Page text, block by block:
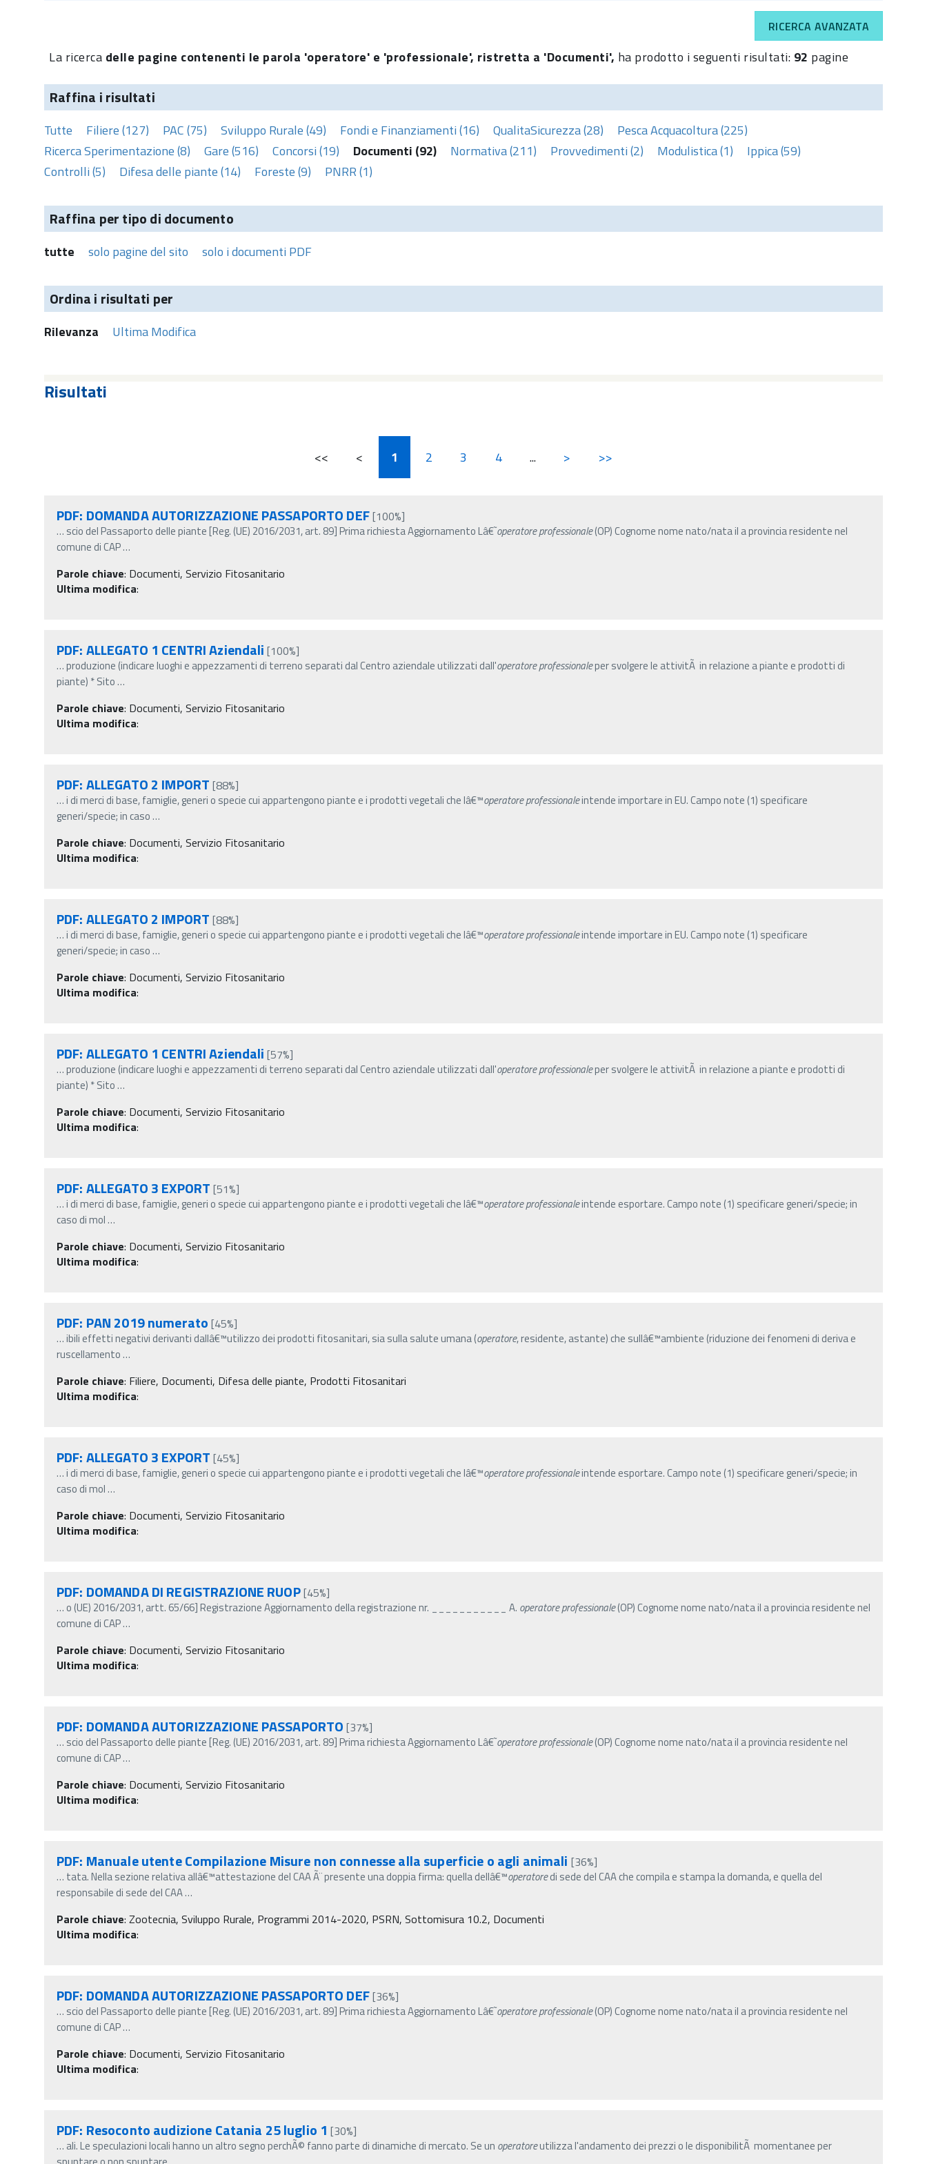
RICERCA AVANZATA
La ricerca delle pagine contenenti le parola 'operatore' e 'professionale', ristretta a 'Documenti', ha prodotto i seguenti risultati: 92 pagine
Raffina i risultati
Tutte Filiere (127) PAC (75) Sviluppo Rurale (49) Fondi e Finanziamenti (16) QualitaSicurezza (28)
Pesca Acquacoltura (225)
Ricerca Sperimentazione (8)
Gare (516) Concorsi (19) Documenti (92) Normativa (211) Provvedimenti (2) Modulistica (1)
Ippica (59)
Controlli (5)
Difesa delle piante (14) Foreste (9) PNRR (1)
Raffina per tipo di documento
tutte solo pagine del sito solo i documenti PDF
Ordina i risultati per
Rilevanza Ultima Modifica
Risultati
<< < 1 2 3 4 ... > >>
PDF: DOMANDA AUTORIZZAZIONE PASSAPORTO DEF[100%]
… scio del Passaporto delle piante [Reg. (UE) 2016/2031, art. 89] Prima richiesta Aggiornamento Lâ€˜operatoreprofessionale(OP) Cognome nome nato/nata il a provincia residente nel
comune di CAP…
Parole chiave: Documenti, Servizio Fitosanitario
Ultima modifica:
PDF: ALLEGATO 1 CENTRI Aziendali [100%]
…produzione (indicare luoghi e appezzamenti di terreno separati dal Centro aziendale utilizzati dall'operatoreprofessionaleper svolgere le attivitÃ in relazione a piante e prodotti di
piante) * Sito…
Parole chiave: Documenti, Servizio Fitosanitario
Ultima modifica:
PDF: ALLEGATO 2 IMPORT [88%]
…i di merci di base, famiglie, generi o specie cui appartengono piante e i prodotti vegetali che lâ€™operatoreprofessionaleintende importare in EU. Campo note (1) specificare
generi/specie; in caso…
Parole chiave: Documenti, Servizio Fitosanitario
Ultima modifica:
PDF: ALLEGATO 2 IMPORT [88%]
…i di merci di base, famiglie, generi o specie cui appartengono piante e i prodotti vegetali che lâ€™operatoreprofessionaleintende importare in EU. Campo note (1) specificare
generi/specie; in caso…
Parole chiave: Documenti, Servizio Fitosanitario
Ultima modifica:
PDF: ALLEGATO 1 CENTRI Aziendali [57%]
…produzione (indicare luoghi e appezzamenti di terreno separati dal Centro aziendale utilizzati dall'operatoreprofessionaleper svolgere le attivitÃ in relazione a piante e prodotti di
piante) * Sito…
Parole chiave: Documenti, Servizio Fitosanitario
Ultima modifica:
PDF: ALLEGATO 3 EXPORT [51%]
…i di merci di base, famiglie, generi o specie cui appartengono piante e i prodotti vegetali che lâ€™operatoreprofessionaleintende esportare. Campo note (1) specificare generi/specie; in
caso di mol…
Parole chiave: Documenti, Servizio Fitosanitario
Ultima modifica:
PDF: PAN 2019 numerato [45%]
…ibili effetti negativi derivanti dallâ€™utilizzo dei prodotti fitosanitari, sia sulla salute umana (operatore, residente, astante) che sullâ€™ambiente (riduzione dei fenomeni di deriva e
ruscellamento…
Parole chiave: Filiere, Documenti, Difesa delle piante, Prodotti Fitosanitari
Ultima modifica:
PDF: ALLEGATO 3 EXPORT [45%]
…i di merci di base, famiglie, generi o specie cui appartengono piante e i prodotti vegetali che lâ€™operatoreprofessionaleintende esportare. Campo note (1) specificare generi/specie; in
caso di mol…
Parole chiave: Documenti, Servizio Fitosanitario
Ultima modifica:
PDF: DOMANDA DI REGISTRAZIONE RUOP[45%]
… o (UE) 2016/2031, artt. 65/66] Registrazione Aggiornamento della registrazione nr. ___________ A. operatoreprofessionale(OP) Cognome nome nato/nata il a provincia residente nel
comune di CAP…
Parole chiave: Documenti, Servizio Fitosanitario
Ultima modifica:
PDF: DOMANDA AUTORIZZAZIONE PASSAPORTO [37%]
… scio del Passaporto delle piante [Reg. (UE) 2016/2031, art. 89] Prima richiesta Aggiornamento Lâ€˜operatoreprofessionale(OP) Cognome nome nato/nata il a provincia residente nel
comune di CAP…
Parole chiave: Documenti, Servizio Fitosanitario
Ultima modifica:
PDF: Manuale utente Compilazione Misure non connesse alla superficie o agli animali [36%]
… tata. Nella sezione relativa allâ€™attestazione del CAA Ã¨ presente una doppia firma: quella dellâ€™operatoredi sede del CAA che compila e stampa la domanda, e quella del
responsabile di sede del CAA…
Parole chiave: Zootecnia, Sviluppo Rurale, Programmi 2014-2020, PSRN, Sottomisura 10.2, Documenti
Ultima modifica:
PDF: DOMANDA AUTORIZZAZIONE PASSAPORTO DEF[36%]
… scio del Passaporto delle piante [Reg. (UE) 2016/2031, art. 89] Prima richiesta Aggiornamento Lâ€˜operatoreprofessionale(OP) Cognome nome nato/nata il a provincia residente nel
comune di CAP…
Parole chiave: Documenti, Servizio Fitosanitario
Ultima modifica:
PDF: Resoconto audizione Catania 25 luglio 1[30%]
… ali. Le speculazioni locali hanno un altro segno perchÃ© fanno parte di dinamiche di mercato. Se un operatoreutilizza l'andamento dei prezzi o le disponibilitÃ momentanee per